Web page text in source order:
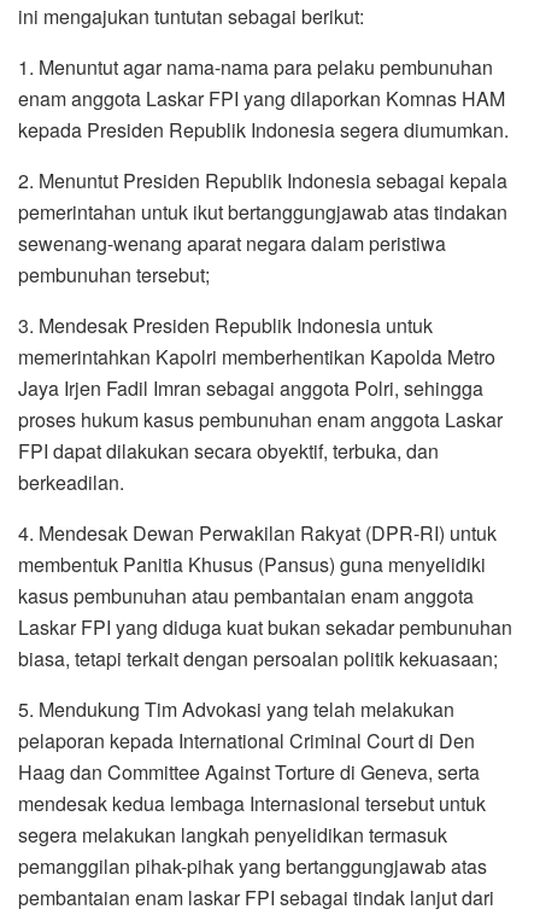
ini mengajukan tuntutan sebagai berikut:
1. Menuntut agar nama-nama para pelaku pembunuhan
enam anggota Laskar FPI yang dilaporkan Komnas HAM
kepada Presiden Republik Indonesia segera diumumkan.
2. Menuntut Presiden Republik Indonesia sebagai kepala
pemerintahan untuk ikut bertanggungjawab atas tindakan
sewenang-wenang aparat negara dalam peristiwa
pembunuhan tersebut;
3. Mendesak Presiden Republik Indonesia untuk
memerintahkan Kapolri memberhentikan Kapolda Metro
Jaya Irjen Fadil Imran sebagai anggota Polri, sehingga
proses hukum kasus pembunuhan enam anggota Laskar
FPI dapat dilakukan secara obyektif, terbuka, dan
berkeadilan.
4. Mendesak Dewan Perwakilan Rakyat (DPR-RI) untuk
membentuk Panitia Khusus (Pansus) guna menyelidiki
kasus pembunuhan atau pembantaian enam anggota
Laskar FPI yang diduga kuat bukan sekadar pembunuhan
biasa, tetapi terkait dengan persoalan politik kekuasaan;
5. Mendukung Tim Advokasi yang telah melakukan
pelaporan kepada International Criminal Court di Den
Haag dan Committee Against Torture di Geneva, serta
mendesak kedua lembaga Internasional tersebut untuk
segera melakukan langkah penyelidikan termasuk
pemanggilan pihak-pihak yang bertanggungjawab atas
pembantaian enam laskar FPI sebagai tindak lanjut dari